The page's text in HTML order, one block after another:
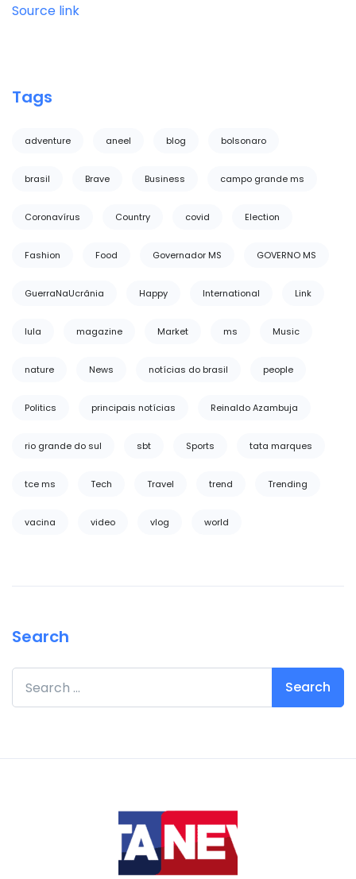
Source link
Tags
adventure aneel blog bolsonaro
brasil Brave Business campo grande ms
Coronavírus Country covid Election
Fashion Food Governador MS GOVERNO MS
GuerraNaUcrânia Happy International Link
lula magazine Market ms Music
nature News notícias do brasil people
Politics principais notícias Reinaldo Azambuja
rio grande do sul sbt Sports tata marques
tce ms Tech Travel trend Trending
vacina video vlog world
Search
Search for: